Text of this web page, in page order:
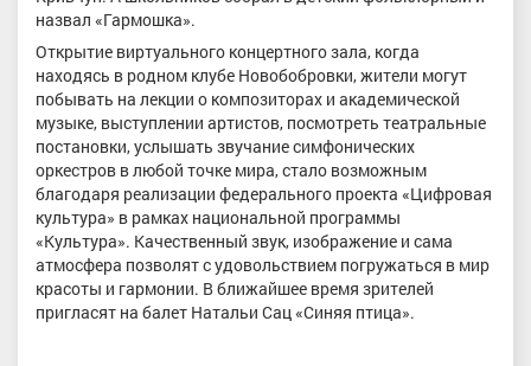
назвал «Гармошка».
Открытие виртуального концертного зала, когда
находясь в родном клубе Новобобровки, жители могут
побывать на лекции о композиторах и академической
музыке, выступлении артистов, посмотреть театральные
постановки, услышать звучание симфонических
оркестров в любой точке мира, стало возможным
благодаря реализации федерального проекта «Цифровая
культура» в рамках национальной программы
«Культура». Качественный звук, изображение и сама
атмосфера позволят с удовольствием погружаться в мир
красоты и гармонии. В ближайшее время зрителей
пригласят на балет Натальи Сац «Синяя птица».